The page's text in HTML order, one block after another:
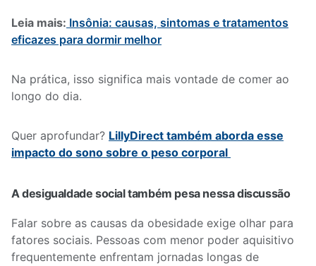
Leia mais: Insônia: causas, sintomas e tratamentos
eficazes para dormir melhor
Na prática, isso significa mais vontade de comer ao
longo do dia.
Quer aprofundar? LillyDirect também aborda esse
impacto do sono sobre o peso corporal
A desigualdade social também pesa nessa discussão
Falar sobre as causas da obesidade exige olhar para
fatores sociais. Pessoas com menor poder aquisitivo
frequentemente enfrentam jornadas longas de